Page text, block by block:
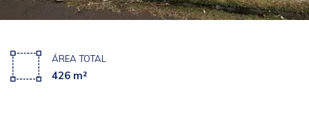
ÁREA TOTAL
426 m²